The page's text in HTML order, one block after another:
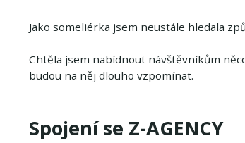
Jako someliérka jsem neustále hledala
Chtěla jsem nabídnout návštěvníkům
budou na něj dlouho vzpomínat.
Spojení se Z-AGENCY